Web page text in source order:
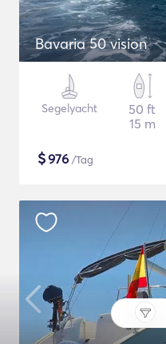
Bavaria 50 vision
Segelyacht
50 ft
15 m
$976 /Tag